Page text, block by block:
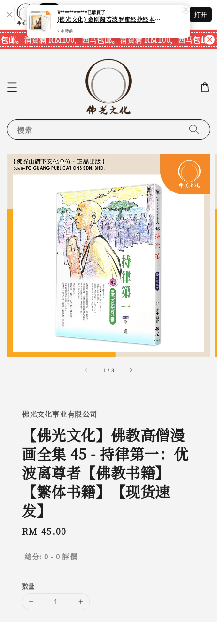
Shopping: 追踪您的订单
您信赖的商店
打开
邮。 消费满 RM100，西马包邮。消费满 RM100，西马包邮。
搜索
1 / 3
佛光文化事业有限公司
【佛光文化】佛教高僧漫
画全集 45 - 持律第一：优
波离尊者【佛教书籍】
【繁体书籍】【现货速
发】
Regular
RM 45.00
總分:0 - 0 評價
数量
R************
2 小時前